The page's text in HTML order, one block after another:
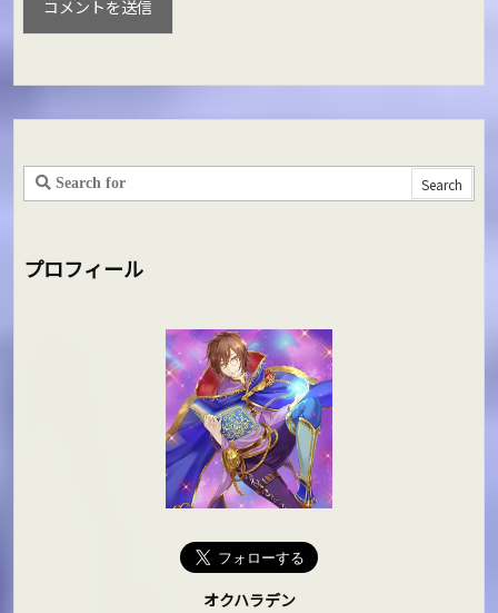
プロフィール
オクハラデン